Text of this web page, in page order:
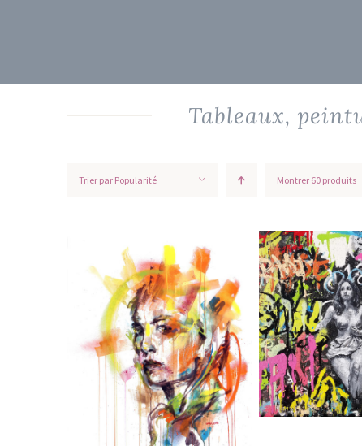
Tableaux,
Trier par Popularité Montrer 60 produits